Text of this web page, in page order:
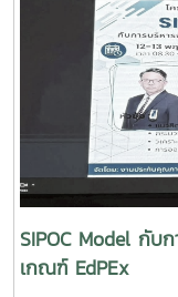
คณะวิศวกรรมและอุต
กนักศึกษาปริญญาโท
นายตันติกร กันนานั
Nirmala Bhuvana
วิทยาลัยนานาชาติอา
วาฤทธิ์คณะวิศวกรร
Thailand League
นักศึกษาด้านนวัตกรร
โอกาสให้นักศึกษาได้น
การพัฒนาเชิงพาณิชย์
SIPOC Model กับ
เกณฑ์ EdPEx